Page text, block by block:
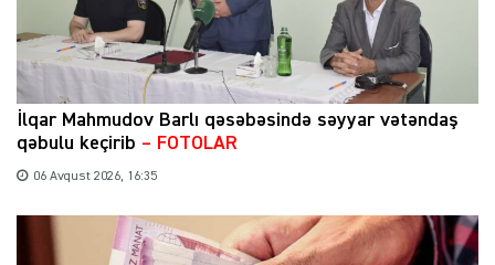
İlqar Mahmudov Barlı qəsəbəsində səyyar vətəndaş
qəbulu keçirib – FOTOLAR
06 Avqust 2026, 16:35